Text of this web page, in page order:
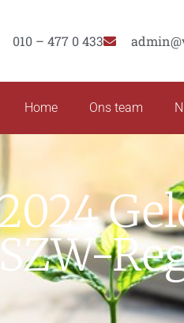
010 – 477 0 433
Home Ons team